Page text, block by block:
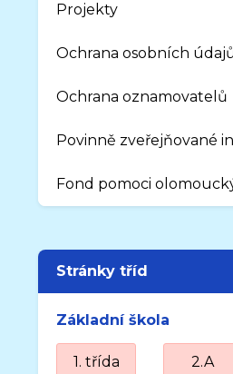
Projekty
Ochrana osobních
Ochrana oznamovatelů
Povinně zveřejňované
Fond pomoci
Stránky tříd
Základní škola
1. třída 2.A